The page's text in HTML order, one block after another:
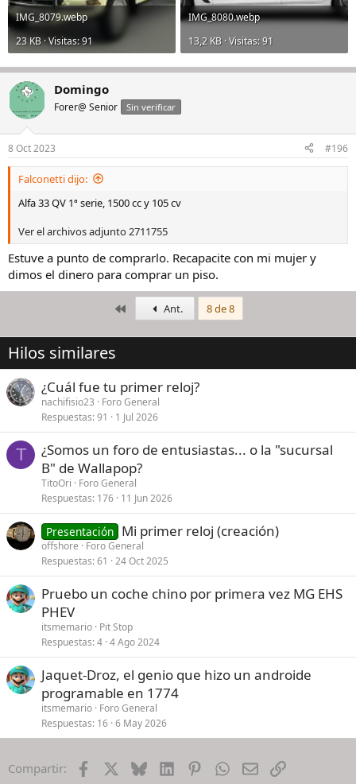
IMG_8079.webp
23 KB · Visitas: 91
IMG_8080.webp
13,2 KB · Visitas: 91
Domingo
Forer@ Senior Sin verificar
8 Oct 2023 #196
Falconetti dijo:
Alfa 33 QV 1ª serie, 1500 cc y 105 cv
Ver el archivos adjunto 2711755
Estuve a punto de comprarlo. Recapacite con mi mujer y
dimos el dinero para comprar un piso.
PrimeroAnt. 8 de 8
Hilos similares
¿Cuál fue tu primer reloj?
nachifisio23
Foro General
Respuestas 91 1 Jul 2026
T
¿Somos un foro de entusiastas... o la "sucursal
B" de Wallapop?
TitoOri
Foro General
Respuestas 176 11 Jun 2026
Presentación Mi primer reloj (creación)
offshore
Foro General
Respuestas 61 24 Oct 2025
Pruebo un coche chino por primera vez MG EHS
PHEV
itsmemario Pit Stop
Respuestas 4 4 Ago 2024
Jaquet-Droz, el genio que hizo un androide
programable en 1774
itsmemario Foro General
Respuestas 16 6 May 2026
Compartir: Facebook BlueskyLinkedInPinterestWhatsApp
EmailEnlace